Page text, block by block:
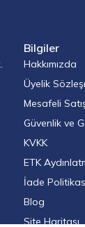
Bilgiler
Hakkımızda
Üyelik
Mesafeli
Güvenlik ve
KVKK
ETK
İade
Blog
Site Haritası